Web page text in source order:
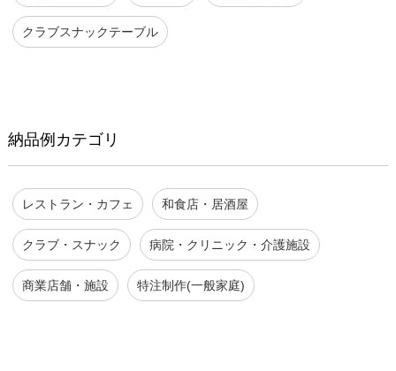
クラブスナックテーブル
納品例カテゴリ
レストラン・カフェ 和食店・居酒屋
クラブ・スナック 病院・クリニック・介護施設
商業店舗・施設 特注制作(一般家庭)